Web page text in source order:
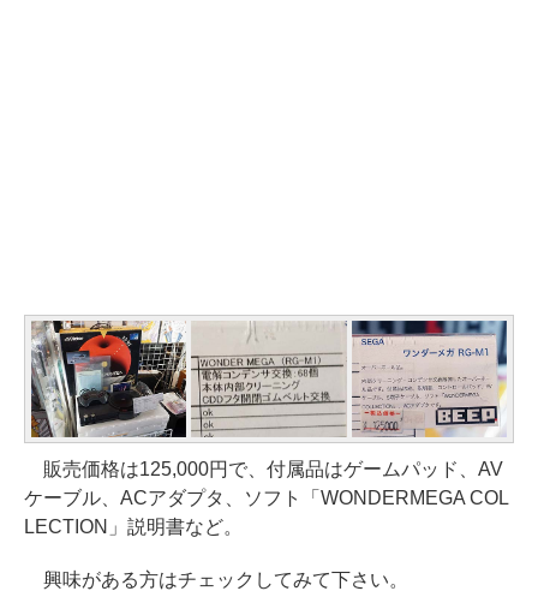
販売価格は125,000円で、付属品はゲームパッド、AV
ケーブル、ACアダプタ、ソフト「WONDERMEGA COL
LECTION」説明書など。
興味がある方はチェックしてみて下さい。